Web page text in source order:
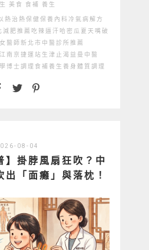
美食 食補 養生
熱治熱保健保養 內科 冷氣病解方
減肥推薦 吃辣逼汗 哈密瓜 夏天嘴破
女醫師 新北市中醫診所推薦
南京捷運站 生津止渴 益曼中醫
博士調理 食補 養生 養身 體質調理
08-04
】掛脖風扇狂吹？中
出「面癱」與落枕！